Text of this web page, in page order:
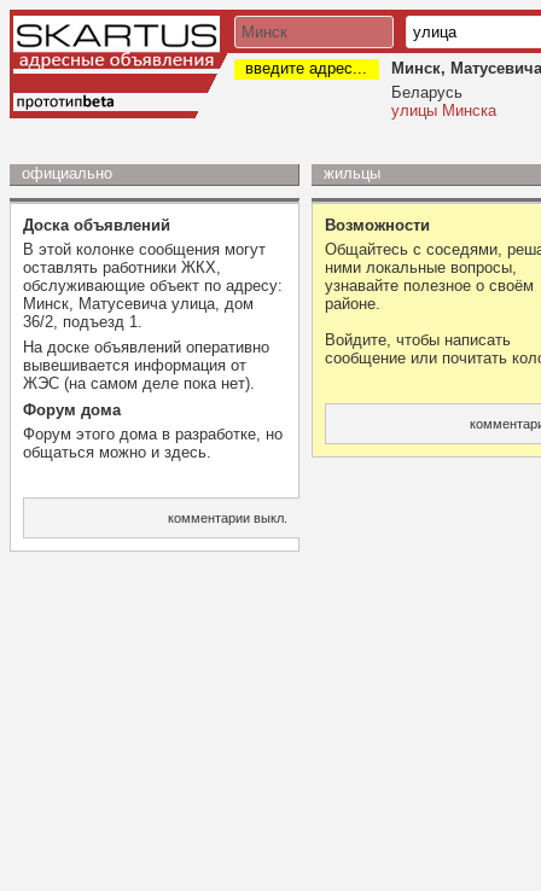
введите адрес...
Минск,
Беларусь
улицы Минска
официально
Доска объявлений
В этой колонке сообщения могут
оставлять работники ЖКХ,
обслуживающие объект по адресу:
Минск, Матусевича улица, дом
36/2, подъезд 1.
На доске объявлений оперативно
вывешивается информация от
ЖЭС (на самом деле пока нет).
Форум дома
Форум этого дома в разработке, но
общаться можно и здесь.
комментарии выкл.
жильцы
Возможности
Общайтесь с соседями,
ними локальные вопросы,
узнавайте полезное о своём
районе.
Войдите, чтобы написать
сообщение или почитать